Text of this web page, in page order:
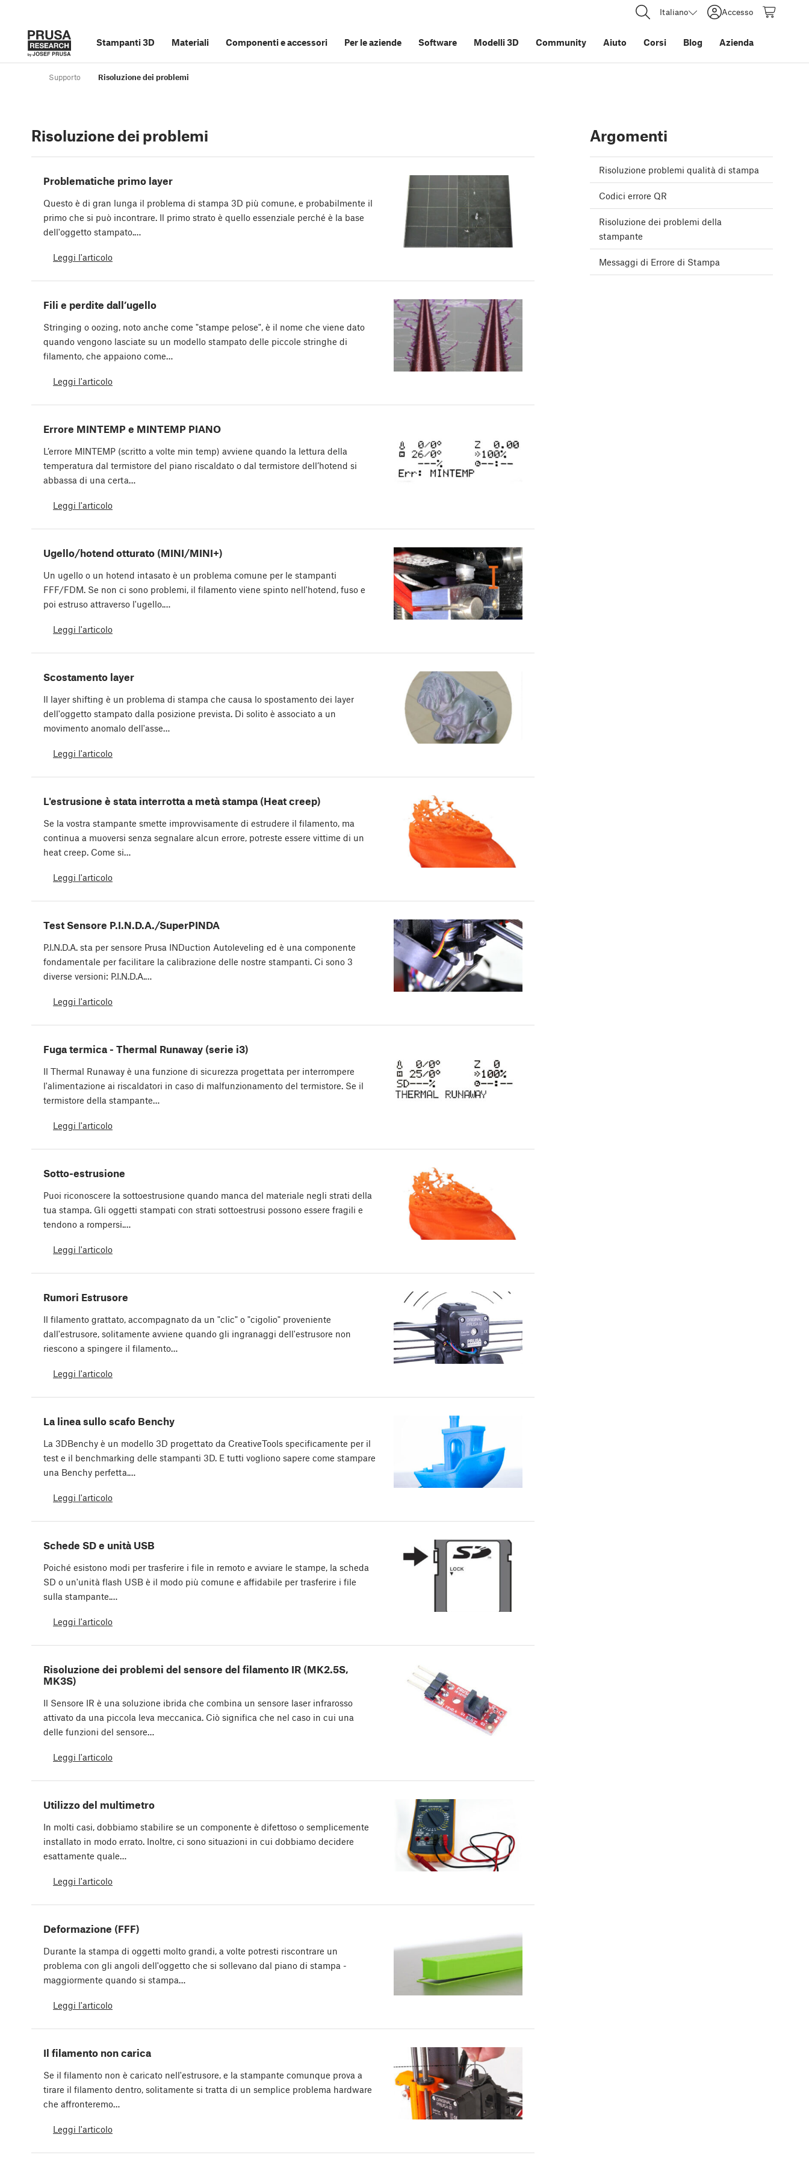
Italiano Accesso
Stampanti 3D Materiali Componenti e accessori Per le aziende Software Modelli 3D Community Aiuto Corsi Blog Azienda
Supporto Risoluzione dei problemi
Risoluzione dei problemi
Problematiche primo layer
Questo è di gran lunga il problema di stampa 3D più comune, e probabilmente il
primo che si può incontrare. Il primo strato è quello essenziale perché è la base
dell'oggetto stampato.…
Leggi l'articolo
Fili e perdite dall’ugello
Stringing o oozing, noto anche come "stampe pelose", è il nome che viene dato
quando vengono lasciate su un modello stampato delle piccole stringhe di
filamento, che appaiono come…
Leggi l'articolo
Errore MINTEMP e MINTEMP PIANO
L’errore MINTEMP (scritto a volte min temp) avviene quando la lettura della
temperatura dal termistore del piano riscaldato o dal termistore dell’hotend si
abbassa di una certa…
Leggi l'articolo
Ugello/hotend otturato (MINI/MINI+)
Un ugello o un hotend intasato è un problema comune per le stampanti
FFF/FDM. Se non ci sono problemi, il filamento viene spinto nell'hotend, fuso e
poi estruso attraverso l'ugello.…
Leggi l'articolo
Scostamento layer
Il layer shifting è un problema di stampa che causa lo spostamento dei layer
dell'oggetto stampato dalla posizione prevista. Di solito è associato a un
movimento anomalo dell'asse…
Leggi l'articolo
L'estrusione è stata interrotta a metà stampa (Heat creep)
Se la vostra stampante smette improvvisamente di estrudere il filamento, ma
continua a muoversi senza segnalare alcun errore, potreste essere vittime di un
heat creep. Come si…
Leggi l'articolo
Test Sensore P.I.N.D.A./SuperPINDA
P.I.N.D.A. sta per sensore Prusa INDuction Autoleveling ed è una componente
fondamentale per facilitare la calibrazione delle nostre stampanti. Ci sono 3
diverse versioni: P.I.N.D.A.…
Leggi l'articolo
Fuga termica - Thermal Runaway (serie i3)
Il Thermal Runaway è una funzione di sicurezza progettata per interrompere
l'alimentazione ai riscaldatori in caso di malfunzionamento del termistore. Se il
termistore della stampante…
Leggi l'articolo
Sotto-estrusione
Puoi riconoscere la sottoestrusione quando manca del materiale negli strati della
tua stampa. Gli oggetti stampati con strati sottoestrusi possono essere fragili e
tendono a rompersi.…
Leggi l'articolo
Rumori Estrusore
Il filamento grattato, accompagnato da un "clic" o "cigolio" proveniente
dall'estrusore, solitamente avviene quando gli ingranaggi dell'estrusore non
riescono a spingere il filamento…
Leggi l'articolo
La linea sullo scafo Benchy
La 3DBenchy è un modello 3D progettato da CreativeTools specificamente per il
test e il benchmarking delle stampanti 3D. E tutti vogliono sapere come stampare
una Benchy perfetta.…
Leggi l'articolo
Schede SD e unità USB
Poiché esistono modi per trasferire i file in remoto e avviare le stampe, la scheda
SD o un'unità flash USB è il modo più comune e affidabile per trasferire i file
sulla stampante.…
Leggi l'articolo
Risoluzione dei problemi del sensore del filamento IR (MK2.5S,
MK3S)
Il Sensore IR è una soluzione ibrida che combina un sensore laser infrarosso
attivato da una piccola leva meccanica. Ciò significa che nel caso in cui una
delle funzioni del sensore…
Leggi l'articolo
Utilizzo del multimetro
In molti casi, dobbiamo stabilire se un componente è difettoso o semplicemente
installato in modo errato. Inoltre, ci sono situazioni in cui dobbiamo decidere
esattamente quale…
Leggi l'articolo
Deformazione (FFF)
Durante la stampa di oggetti molto grandi, a volte potresti riscontrare un
problema con gli angoli dell'oggetto che si sollevano dal piano di stampa -
maggiormente quando si stampa…
Leggi l'articolo
Il filamento non carica
Se il filamento non è caricato nell'estrusore, e la stampante comunque prova a
tirare il filamento dentro, solitamente si tratta di un semplice problema hardware
che affronteremo…
Leggi l'articolo
Argomenti
Risoluzione problemi qualità di stampa
Codici errore QR
Risoluzione dei problemi della
stampante
Messaggi di Errore di Stampa